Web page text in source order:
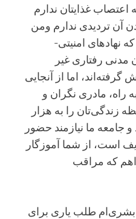
اعتصاب غذایتان ندارم
آن تردیدی ندارم ومن
نهادهای امنیتی-
مدنی رفتاری غیر
گرفته‌اند، اما از آنجایی
راه، مادری نگران و
زندگی‌تان را به هزار
جامعه ما نیازمند حضور
است، از شما آموزگار
که مراقب
طلب یاری برای